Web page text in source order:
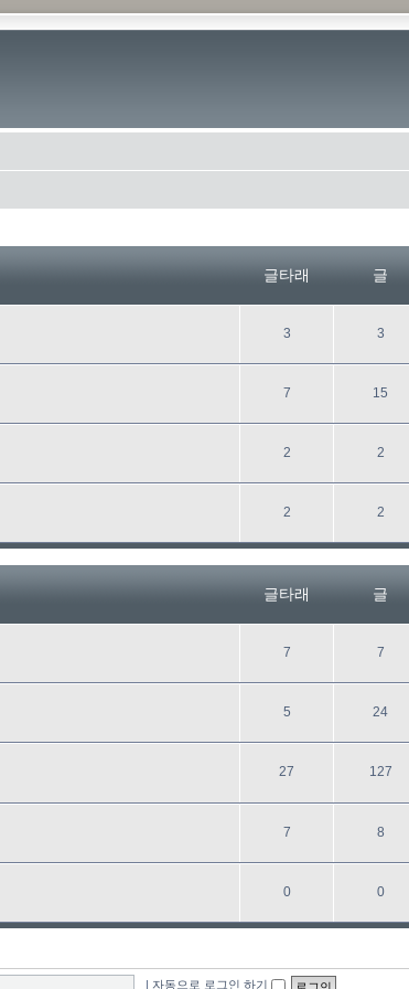
글타래 글
3글
타
래
3글
7글
타
래
15
2글
타
래
2글
2글
타
래
2글
글타래 글
7글
타
래
7글
5글
타
래
24글
27
타
127글
7글
타
래
8글
0글
타
0글
자동으로 로그인 하기